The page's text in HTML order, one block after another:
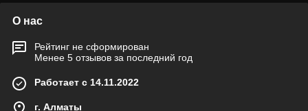
О нас
Рейтинг не сформирован
Менее 5 отзывов за последний год
Работает с 14.11.2022
г. Алматы